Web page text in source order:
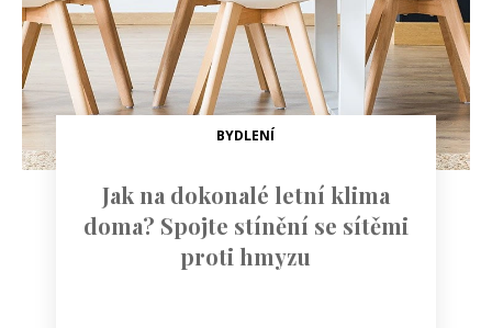
BYDLENÍ
Jak na dokonalé letní klima
doma? Spojte stínění se sítěmi
proti hmyzu